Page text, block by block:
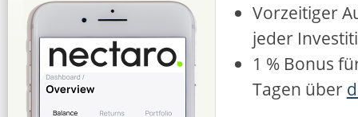
Vorzeitiger
jeder
1 % Bonus
Tagen über